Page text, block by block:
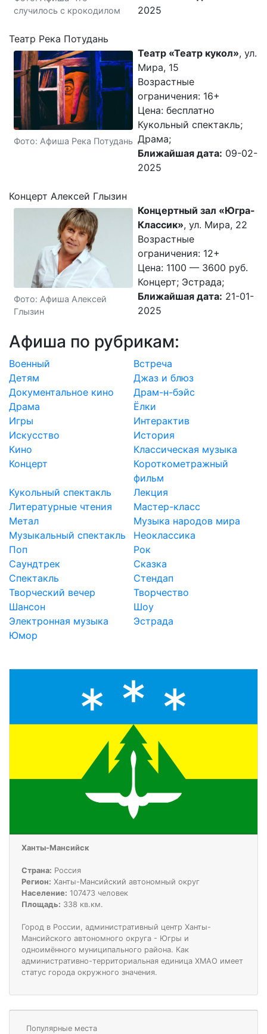
случилось с крокодилом
2025
Театр Река Потудань
Фото: Афиша Река Потудань
Театр «Театр кукол», ул.
Мира, 15
Возрастные
ограничения: 16+
Цена: бесплатно
Кукольный спектакль;
Драма;
Ближайшая дата: 09-02-
2025
Концерт Алексей Глызин
Фото: Афиша Алексей
Глызин
Концертный зал «Югра-
Классик», ул. Мира, 22
Возрастные
ограничения: 12+
Цена: 1100 — 3600 руб.
Концерт; Эстрада;
Ближайшая дата: 21-01-
2025
Афиша по рубрикам:
Военный
Встреча
Детям
Джаз и блюз
Документальное кино
Драм-н-бэйс
Драма
Ёлки
Игры
Интерактив
Искусство
История
Кино
Классическая музыка
Концерт
Короткометражный
фильм
Кукольный спектакль
Лекция
Литературные чтения
Мастер-класс
Метал
Музыка народов мира
Музыкальный спектакль
Неоклассика
Поп
Рок
Саундтрек
Сказка
Спектакль
Стендап
Творческий вечер
Творчество
Шансон
Шоу
Электронная музыка
Эстрада
Юмор
Ханты-Мансийск
Страна: Россия
Регион: Ханты-Мансийский автономный округ
Население: 107473 человек
Площадь: 338 кв.км.
Город в России, административный центр Ханты-
Мансийского автономного округа - Югры и
одноимённого муниципального района. Как
административно-территориальная единица ХМАО имеет
статус города окружного значения.
Популярные места